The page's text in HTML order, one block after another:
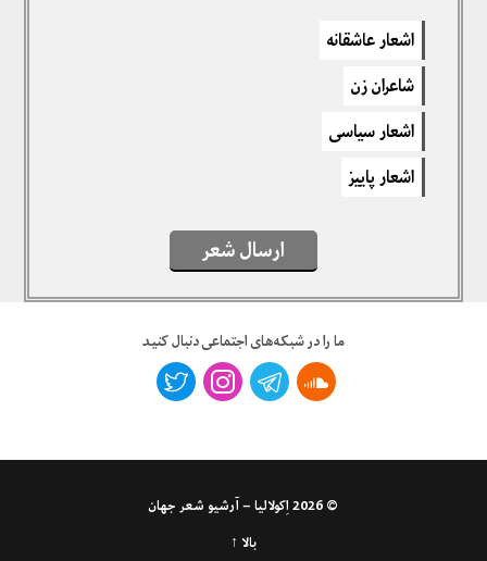
دیدگاهتان را بنویسید
برای نوشتن دیدگاه باید
اشعار عاشقانه
شاعران زن
اشعار سیاسی
اشعار پاییز
ارسال شعر
ما را در شبکه‌های اجتماعی دنبال کنید
© 2026
اِکولالیا – آرشیو شعر جهان
بالا ↑